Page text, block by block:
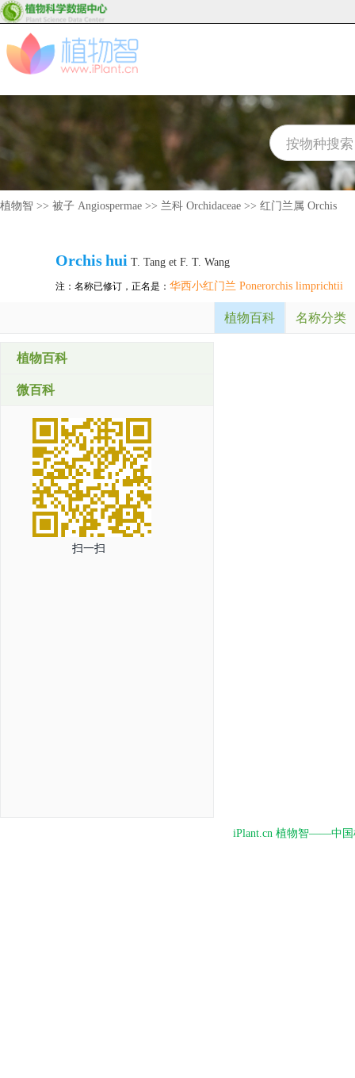
植物智 >> 被子 Angiospermae >> 兰科 Orchidaceae >> 红门兰属 Orchis
Orchishui T. Tang et F. T. Wang
注：名称已修订，正名是： 华西小红门兰 Ponerorchis limprichtii
植物百科 名称分类
植物百科
微百科
扫一扫
iPlant.cn 植物智——中国